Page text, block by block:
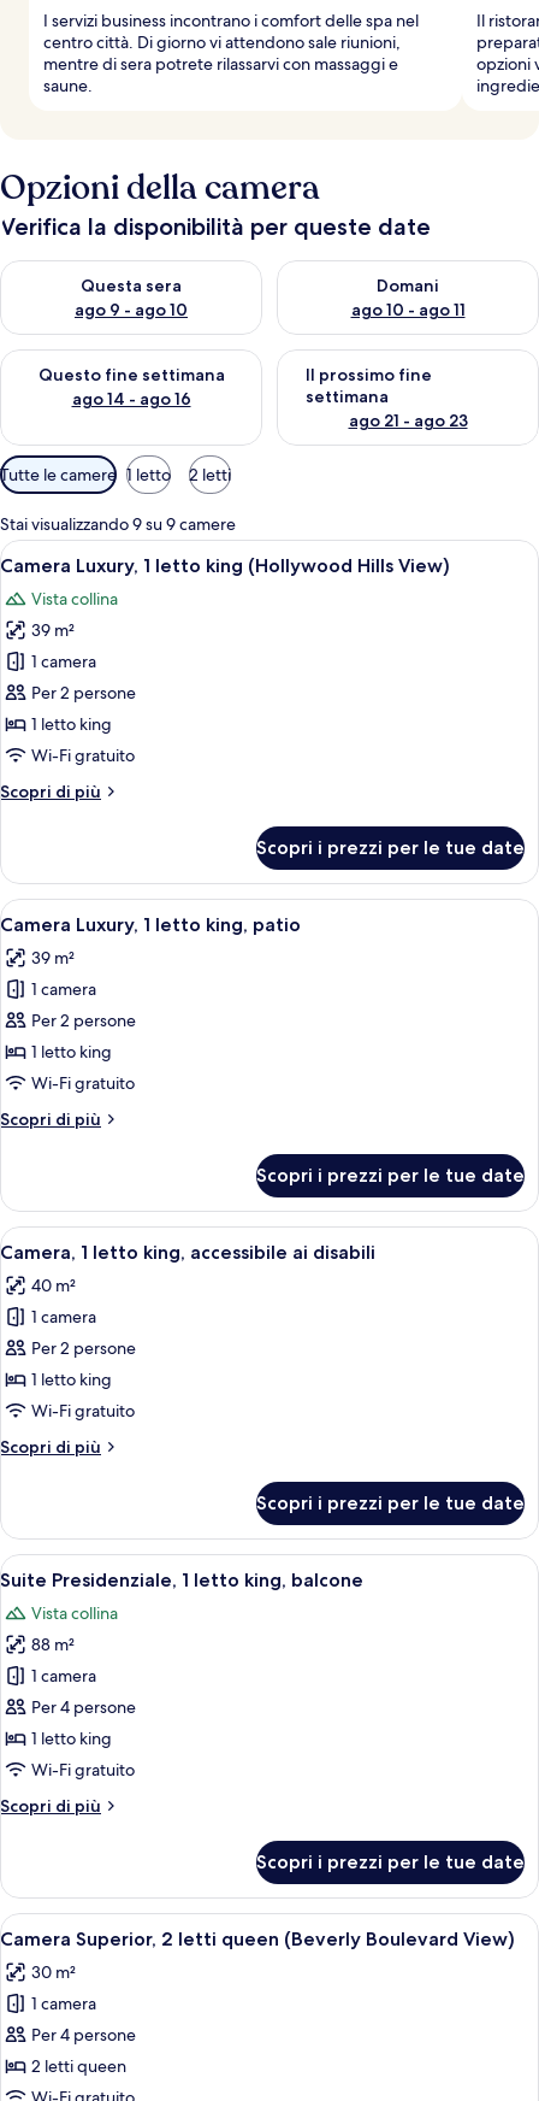
I servizi business incontrano i comfort delle spa nel
centro città. Di giorno vi attendono sale riunioni,
mentre di sera potrete rilassarvi con massaggi e
saune.
Il
opzioni
Opzioni della camera
Verifica la disponibilità per queste date
Questa sera
ago 9 - ago 10
Verifica la disponibilità per questa sera, ago 9 - ago 10
Domani
ago 10 - ago 11
Verifica la disponibilità per
Questo fine settimana
ago 14 - ago 16
Verifica la disponibilità per questo fine settimana, ago 14 -
Il prossimo fine
settimana
ago 21 - ago 23
Verifica la disponibilità per il
Filtri
disponibili
per
le
camere
Tutte le camere 1 letto 2 letti
Stai visualizzando 9 su 9 camere
Apri
tutte
le
foto
per
Camera
Luxury,
1
king
View)
Camera Luxury, 1 letto king
8
Camera Luxury, 1 letto king (Hollywood Hills View)
Vista collina
39 m²
1 camera
Per 2 persone
1 letto king
Wi-Fi gratuito
Scopri di più
Altri
Luxury,
letto
(Hollywood
Hills
Scopri i prezzi per le tue date
Apri
tutte
le
foto
per
Camera
Luxury,
letto
Camera Luxury, 1 letto king, patio |
5
Camera Luxury, 1 letto king, patio
39 m²
1 camera
Per 2 persone
1 letto king
Wi-Fi gratuito
Scopri di più
Altri
Luxury,
letto
patio
Scopri i prezzi per le tue date
Apri
tutte
le
foto
per
Camera,
1
king,
disabili
Biancheria da letto di alta qualità,
6
Camera, 1 letto king, accessibile ai disabili
40 m²
1 camera
Per 2 persone
1 letto king
Wi-Fi gratuito
Scopri di più
Altri
1
letto
king,
ai
disabili
Scopri i prezzi per le tue date
Apri
tutte
le
foto
per
Suite
Presidenziale,
1
king,
Suite Presidenziale, 1 letto king,
4
Suite Presidenziale, 1 letto king, balcone
Vista collina
88 m²
1 camera
Per 4 persone
1 letto king
Wi-Fi gratuito
Scopri di più
Altri
Presidenziale,
letto
balcone
Scopri i prezzi per le tue date
Apri
tutte
le
foto
per
Camera
Superior,
Camera Superior, 2 letti queen
6
Camera Superior, 2 letti queen (Beverly Boulevard View)
30 m²
1 camera
Per 4 persone
2 letti queen